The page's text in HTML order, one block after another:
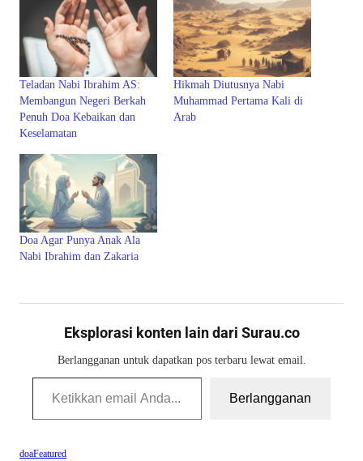
Teladan Nabi Ibrahim AS:
Membangun Negeri Berkah
Penuh Doa Kebaikan dan
Keselamatan
Hikmah Diutusnya Nabi
Muhammad Pertama Kali di
Arab
Doa Agar Punya Anak Ala
Nabi Ibrahim dan Zakaria
Eksplorasi konten lain dari Surau.co
Berlangganan untuk dapatkan pos terbaru lewat email.
Ketikkan email Anda...
Berlangganan
doaFeatured